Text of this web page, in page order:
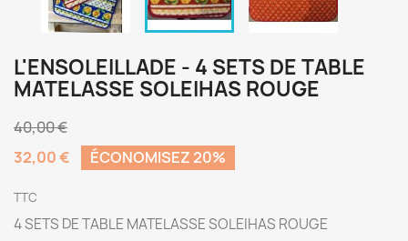
L'ENSOLEILLADE - 4 SETS DE TABLE
MATELASSE SOLEIHAS ROUGE
40,00 €
32,00 €
ÉCONOMISEZ 20%
TTC
4 SETS DE TABLE MATELASSE SOLEIHAS ROUGE